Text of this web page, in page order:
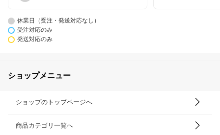
休業日（受注・発送対応なし）
受注対応のみ
発送対応のみ
ショップメニュー
ショップのトップページへ
商品カテゴリ一覧へ